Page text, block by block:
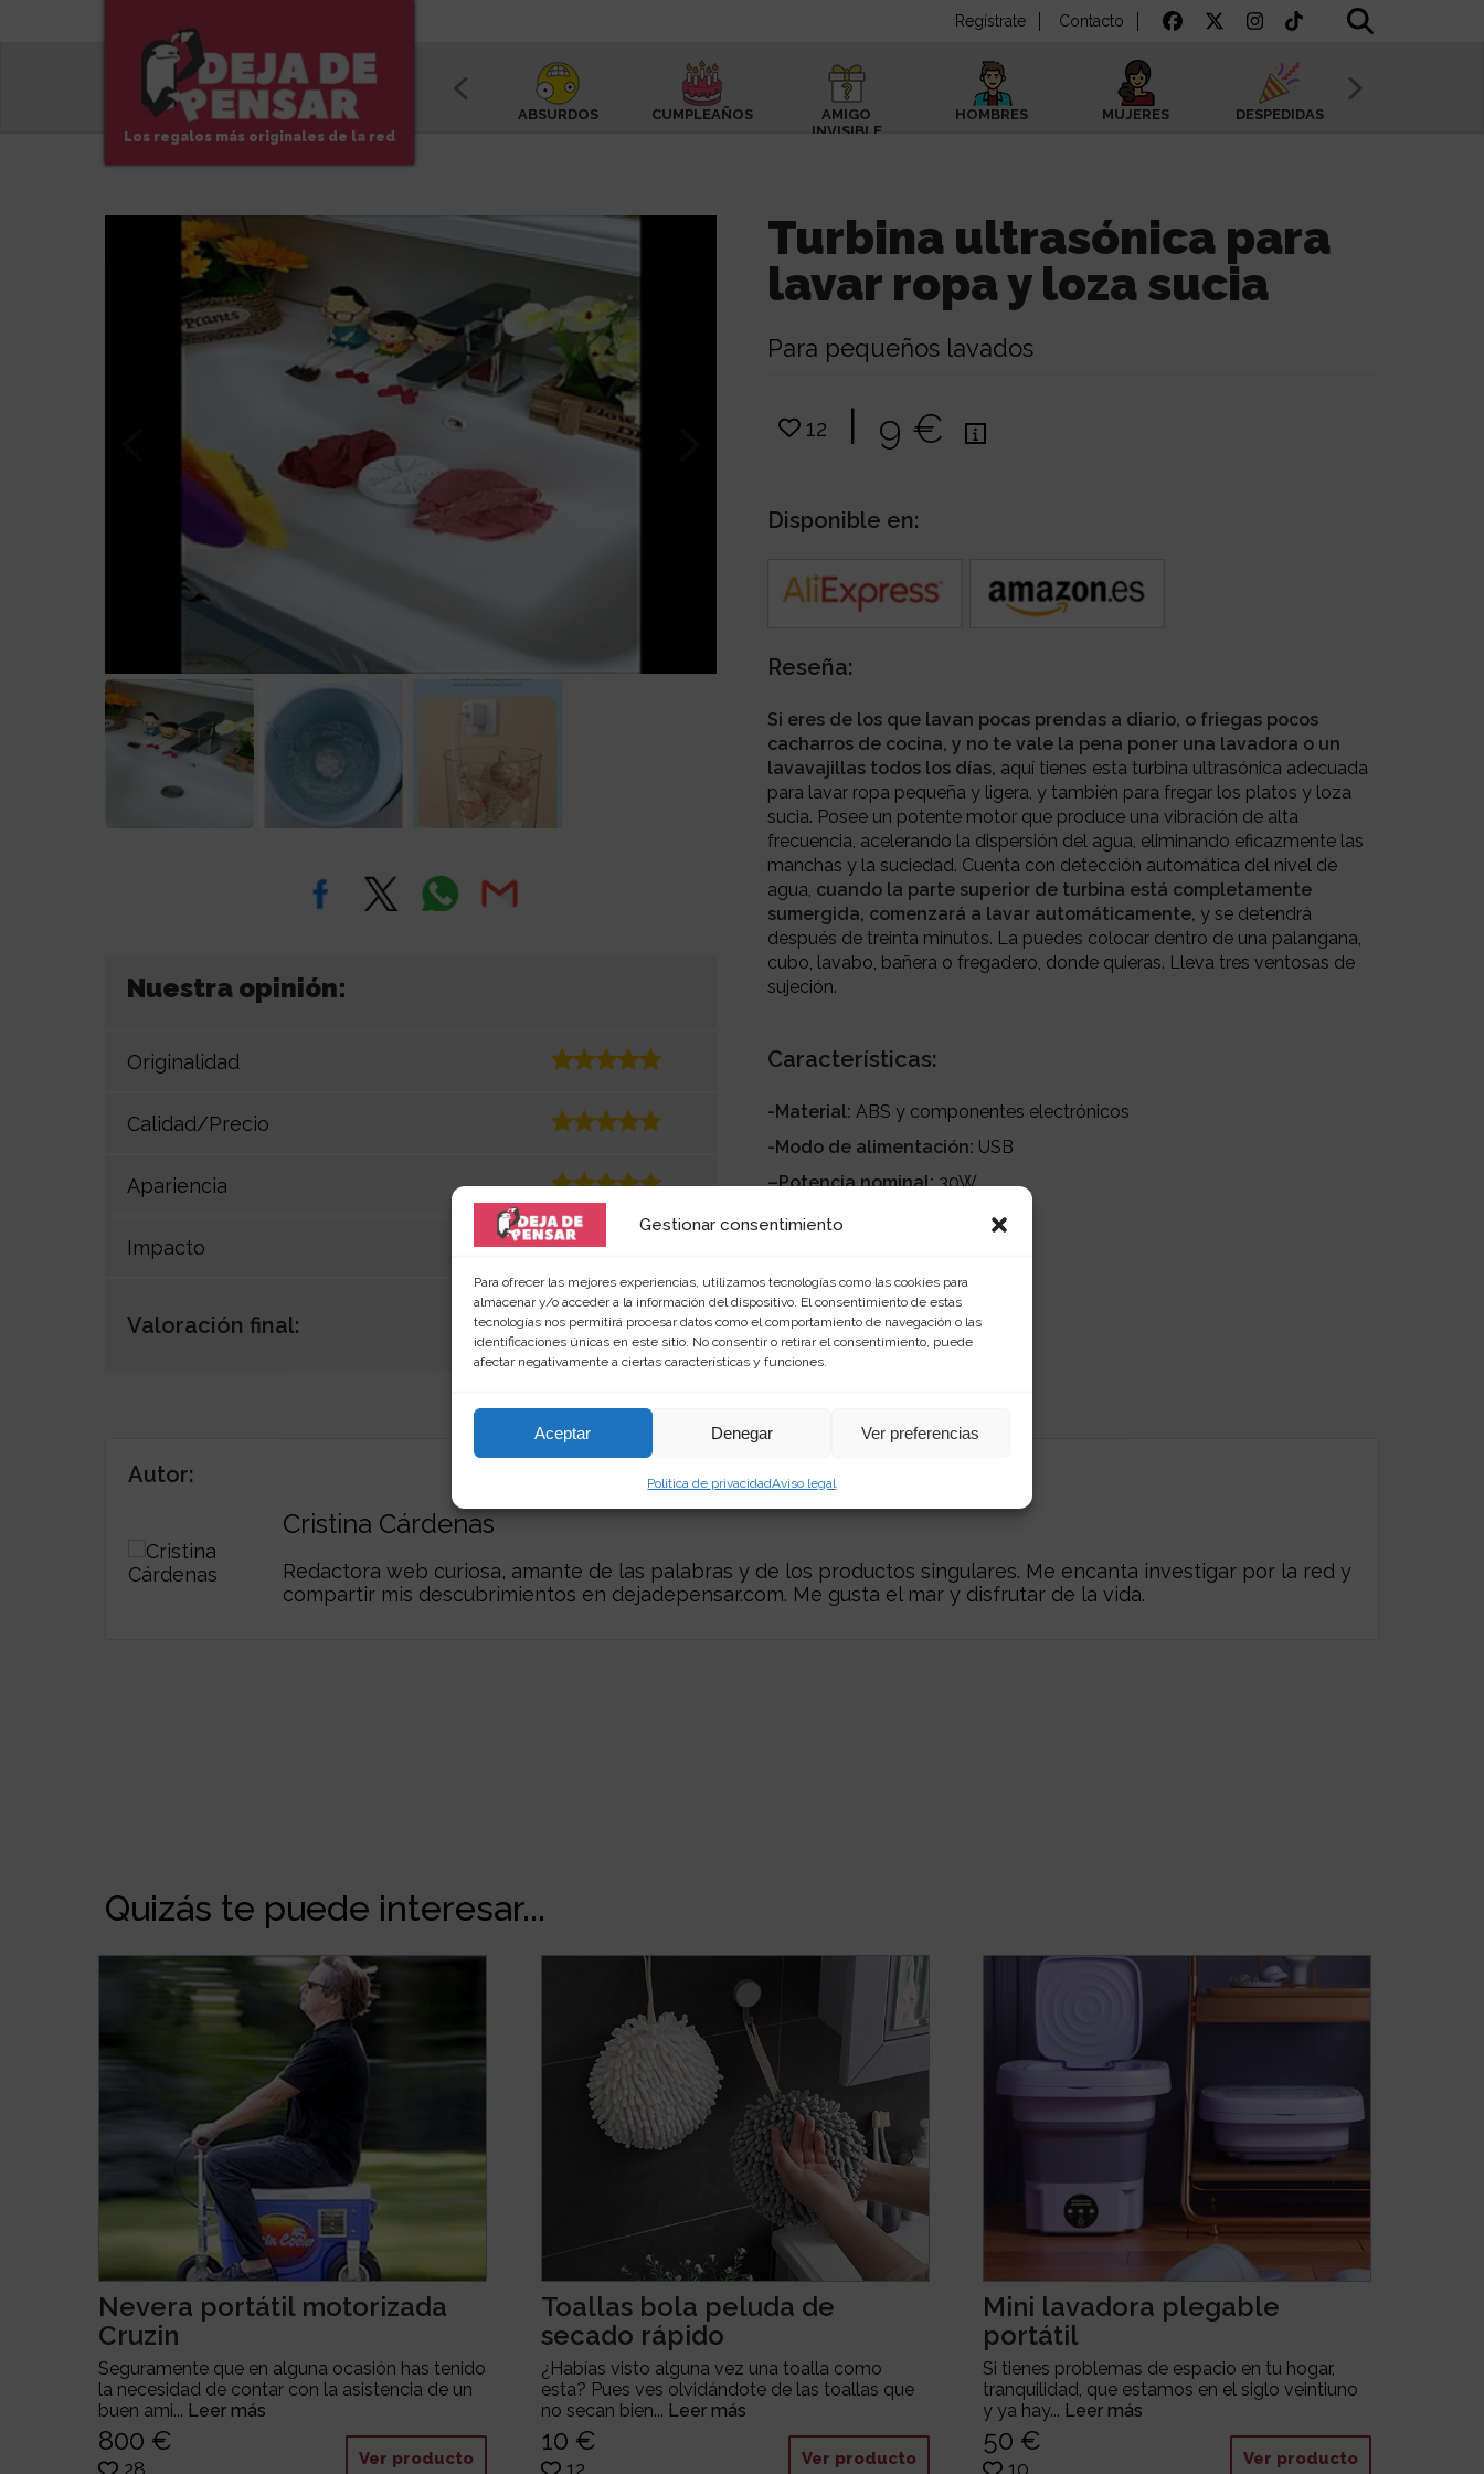
Gestionar consentimiento
Para ofrecer las mejores experiencias, utilizamos tecnologías como las cookies para
almacenar y/o acceder a la información del dispositivo. El consentimiento de estas
tecnologías nos permitirá procesar datos como el comportamiento de navegación o las
identificaciones únicas en este sitio. No consentir o retirar el consentimiento, puede
afectar negativamente a ciertas características y funciones.
Aceptar Denegar Ver preferencias
Política de privacidadAviso legal
Los regalos más originales de la red
Regístrate Contacto
ABSURDOS CUMPLEAÑOS
AMIGO
INVISIBLE
HOMBRES MUJERES DESPEDIDAS
Nuestra opinión:
Originalidad
Calidad/Precio
Apariencia
Impacto
Valoración final:
Turbina ultrasónica para
lavar ropa y loza sucia
Para pequeños lavados
12 | 9 €
Disponible en:
Reseña:
Si eres de los que lavan pocas prendas a diario, o friegas pocos
cacharros de cocina, y no te vale la pena poner una lavadora o un
lavavajillas todos los días, aquí tienes esta turbina ultrasónica adecuada
para lavar ropa pequeña y ligera, y también para fregar los platos y loza
sucia. Posee un potente motor que produce una vibración de alta
frecuencia, acelerando la dispersión del agua, eliminando eficazmente las
manchas y la suciedad. Cuenta con detección automática del nivel de
agua, cuando la parte superior de turbina está completamente
sumergida, comenzará a lavar automáticamente, y se detendrá
después de treinta minutos. L a puedes colocar dentro de una palangana,
cubo, lavabo, bañera o fregadero, donde quieras. Lleva tres ventosas de
sujeción.
Características:
-Material: ABS y componentes electrónicos
-Modo de alimentación: USB
–Potencia nominal:30W
-Tamaño:
Autor:
Cristina Cárdenas
Redactora web curiosa, amante de las palabras y de los productos singulares. Me encanta investigar por la red y
compartir mis descubrimientos en dejadepensar.com. Me gusta el mar y disfrutar de la vida.
Quizás te puede interesar...
Nevera portátil motorizada
Cruzin
Seguramente que en alguna ocasión has tenido
la necesidad de contar con la asistencia de un
buen ami... Leer más
800 €
28 Ver producto
Toallas bola peluda de
secado rápido
¿Habías visto alguna vez una toalla como
esta? Pues ves olvidándote de las toallas que
no secan bien... Leer más
10 €
12 Ver producto
Mini lavadora plegable
portátil
Si tienes problemas de espacio en tu hogar,
tranquilidad, que estamos en el siglo veintiuno
y ya hay... Leer más
50 €
10 Ver producto